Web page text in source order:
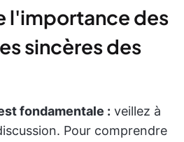
l'importance des
sincères des
fondamentale : veillez à
Pour comprendre